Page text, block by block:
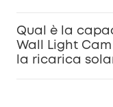
Qual è la
Wall Light Cam
la ricarica